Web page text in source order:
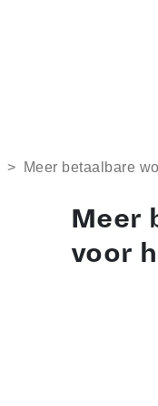
> Meer betaalbare
Meer
voor